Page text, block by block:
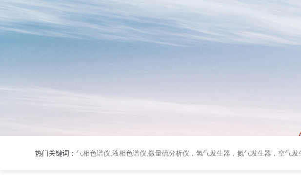
热门关键词： 气相色谱仪,液相色谱仪,微量硫分析仪，氢气发生器，氮气发生器，空气发生器，色谱耗件（N2000色谱工作站，色谱柱、阀件、进样器、色谱担体），顶空进样器，热解析仪